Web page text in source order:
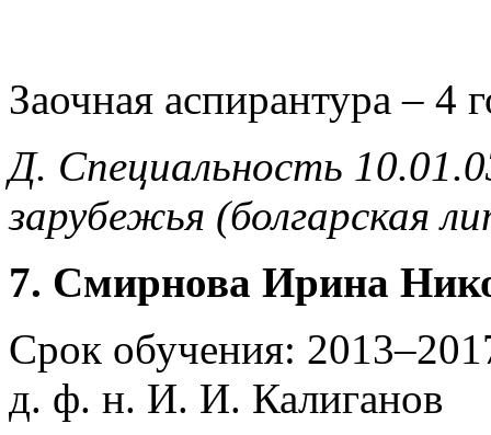
Заочная аспирантура – 4
Д. Специальность
зарубежья (болгарская
7. Смирнова Ирина
Срок обучения:
д. ф. н. И. И. Калиганов